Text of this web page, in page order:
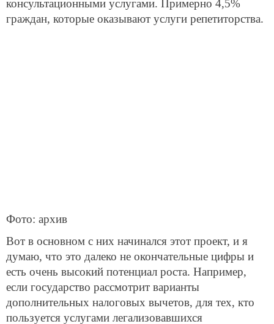
консультационными услугами. Примерно 4,5%
граждан, которые оказывают услуги репетиторства.
Фото: архив
Вот в основном с них начинался этот проект, и я
думаю, что это далеко не окончательные цифры и
есть очень высокий потенциал роста. Например,
если государство рассмотрит варианты
дополнительных налоговых вычетов, для тех, кто
пользуется услугами легализовавшихся